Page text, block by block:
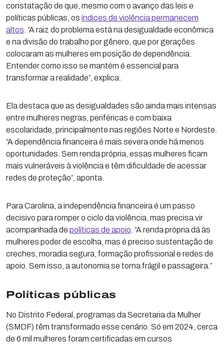
constatação de que, mesmo com o avanço das leis e
políticas públicas, os índices de violência permanecem
altos . “A raiz do problema está na desigualdade econômica
e na divisão do trabalho por gênero, que por gerações
colocaram as mulheres em posição de dependência.
Entender como isso se mantém é essencial para
transformar a realidade”, explica.
Ela destaca que as desigualdades são ainda mais intensas
entre mulheres negras, periféricas e com baixa
escolaridade, principalmente nas regiões Norte e Nordeste.
“A dependência financeira é mais severa onde há menos
oportunidades. Sem renda própria, essas mulheres ficam
mais vulneráveis à violência e têm dificuldade de acessar
redes de proteção”, aponta.
Para Carolina, a independência financeira é um passo
decisivo para romper o ciclo da violência, mas precisa vir
acompanhada de políticas de apoio . “A renda própria dá às
mulheres poder de escolha, mas é preciso sustentação de
creches, moradia segura, formação profissional e redes de
apoio. Sem isso, a autonomia se torna frágil e passageira.”
Políticas públicas
No Distrito Federal, programas da Secretaria da Mulher
(SMDF) têm transformado esse cenário. Só em 2024, cerca
de 6 mil mulheres foram certificadas em cursos